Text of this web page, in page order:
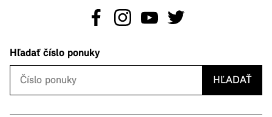
Hľadať číslo ponuky
HĽADAŤ